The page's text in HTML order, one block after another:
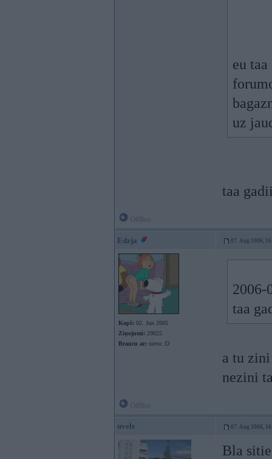
eu
uz
taa
Edzja 07. Aug 2006,
Kopš: 02. Jun 2005
Ziņojumi: 29025
Braucu ar: sievu :D
2006-
taa
a tu
nezini
uvels 07. Aug 2006,
Bla